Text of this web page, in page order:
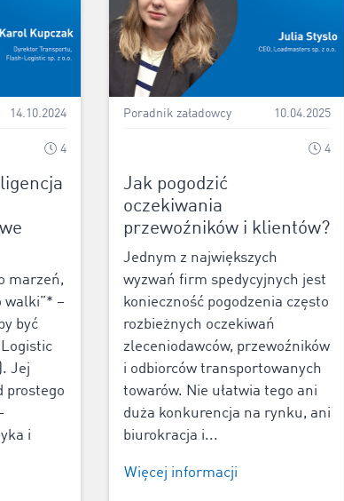
14.10.2024
4
marzeń,
walki”* –
być
Jej
prostego
i
Poradnik załadowcy 10.04.2025
4
Jak pogodzić
oczekiwania
przewoźników i klientów?
Jednym z największych
wyzwań firm spedycyjnych jest
konieczność pogodzenia często
rozbieżnych oczekiwań
zleceniodawców, przewoźników
i odbiorców transportowanych
towarów. Nie ułatwia tego ani
duża konkurencja na rynku, ani
biurokracja i...
Więcej informacji